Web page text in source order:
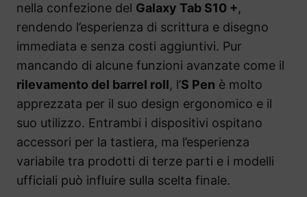
nella confezione del Galaxy Tab S10 +,
rendendo l’esperienza di scrittura e disegno
immediata e senza costi aggiuntivi. Pur
mancando di alcune funzioni avanzate come il
rilevamento del barrel roll, l’S Pen è molto
apprezzata per il suo design ergonomico e il
suo utilizzo. Entrambi i dispositivi ospitano
accessori per la tastiera, ma l’esperienza
variabile tra prodotti di terze parti e i modelli
ufficiali può influire sulla scelta finale.